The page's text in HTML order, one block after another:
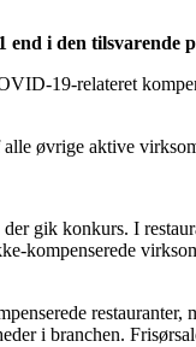
i den tilsvarende
19-relateret
øvrige aktive
gik konkurs. I
kompenserede
i branchen.